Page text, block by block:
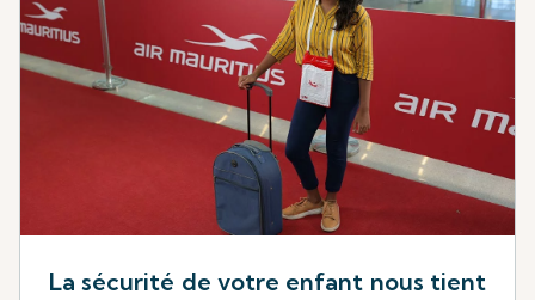
La sécurité de votre enfant nous tient